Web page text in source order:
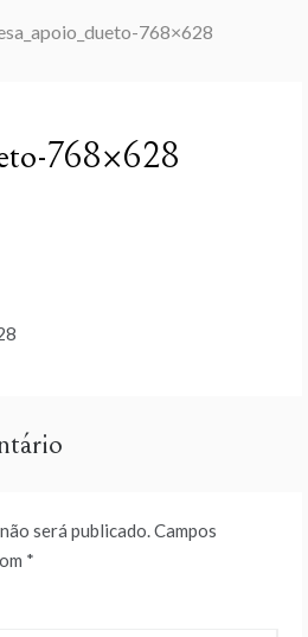
768×628
768×628
será publicado.Campos
*